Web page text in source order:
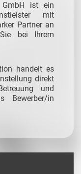
GmbH ist ein
mit
Partner an
bei Ihrem
handelt es
direkt
und
Bewerber/in